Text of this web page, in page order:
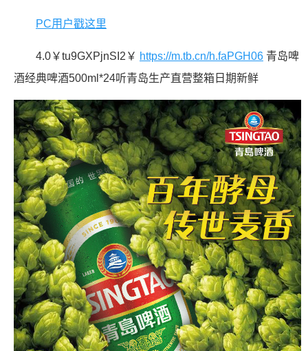
PC用户戳这里
4.0￥tu9GXPjnSI2￥ https://m.tb.cn/h.faPGH06 青岛啤
酒经典啤酒500ml*24听青岛生产直营整箱日期新鲜